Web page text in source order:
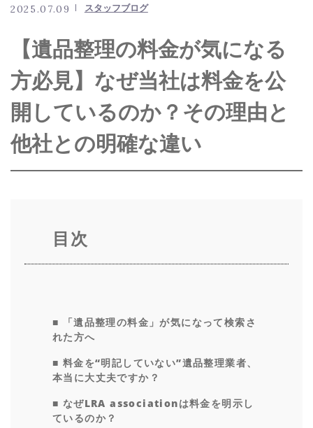
0143-84-5134
メールでのお問い合わせ
CONTACT
2025.07.09 スタッフブログ
【遺品整理の料金が気になる
方必見】なぜ当社は料金を公
開しているのか？その理由と
他社との明確な違い
目次
■ 「遺品整理の料金」が気になって検索さ
れた方へ
■ 料金を“明記していない”遺品整理業者、
本当に大丈夫ですか？
■ なぜLRA associationは料金を明示し
ているのか？